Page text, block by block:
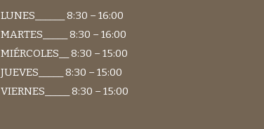
LUNES______ 8:30 – 16:00
MARTES_____ 8:30 – 16:00
MIÉRCOLES__ 8:30 – 15:00
JUEVES_____ 8:30 – 15:00
VIERNES_____ 8:30 – 15:00